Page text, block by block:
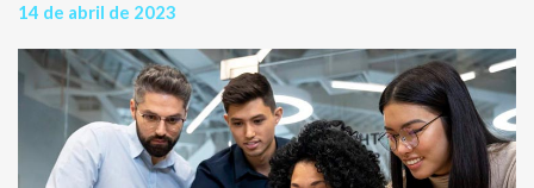
14 de abril de 2023